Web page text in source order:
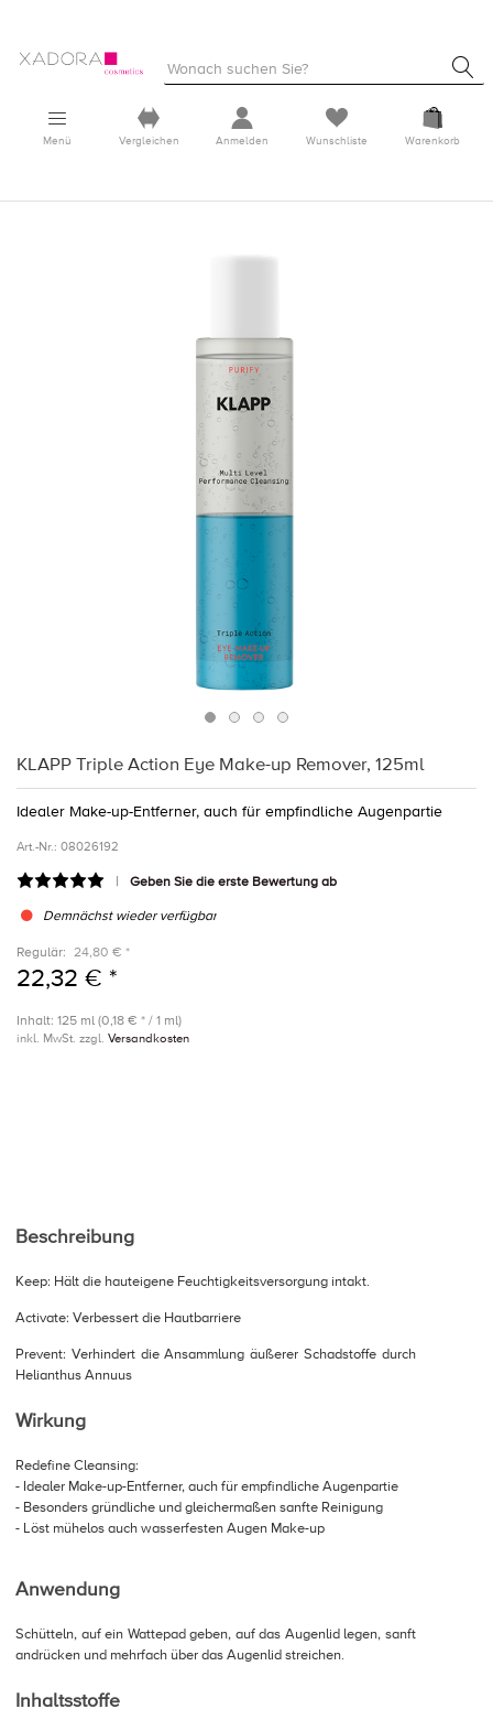
Menü Vergleichen Anmelden Wunschliste Warenkorb
KLAPP Triple Action Eye Make-up Remover, 125ml
Idealer Make-up-Entferner, auch für empfindliche Augenpartie
Art.-Nr.: 08026192
Geben Sie die erste Bewertung ab
Demnächst wieder verfügbar
Regulär: 24,80 € *
22,32 € *
Inhalt: 125 ml (0,18 € * / 1 ml)
inkl. MwSt. zzgl. Versandkosten
Beschreibung
Keep: Hält die hauteigene Feuchtigkeitsversorgung intakt.
Activate: Verbessert die Hautbarriere
Prevent: Verhindert die Ansammlung äußerer Schadstoffe durch
Helianthus Annuus
Wirkung
Redefine Cleansing:
- Idealer Make-up-Entferner, auch für empfindliche Augenpartie
- Besonders gründliche und gleichermaßen sanfte Reinigung
- Löst mühelos auch wasserfesten Augen Make-up
Anwendung
Schütteln, auf ein Wattepad geben, auf das Augenlid legen, sanft
andrücken und mehrfach über das Augenlid streichen.
Inhaltsstoffe